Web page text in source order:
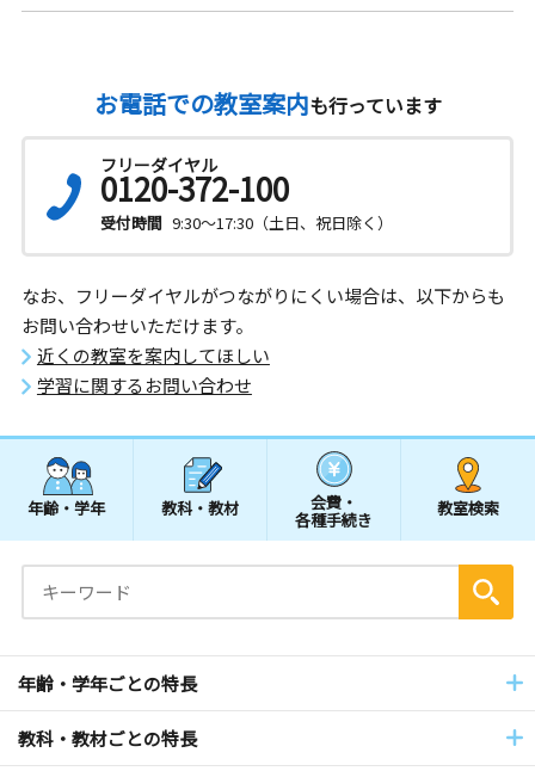
お電話での教室案内も行っています
フリーダイヤル
0120-372-100
受付時間 9:30～17:30（土日、祝日除く）
なお、フリーダイヤルがつながりにくい場合は、以下からも
お問い合わせいただけます。
近くの教室を案内してほしい
学習に関するお問い合わせ
年齢・学年 教科・教材 会費・
各種手続き
教室検索
年齢・学年ごとの特長
教科・教材ごとの特長